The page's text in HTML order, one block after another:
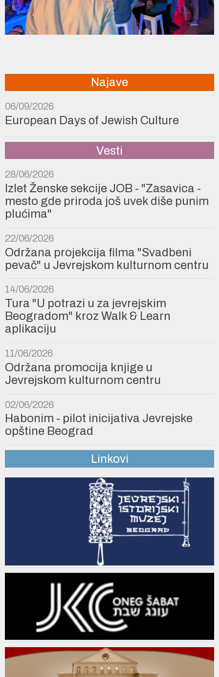
Najave
06/09/2026
European Days of Jewish Culture
Vesti
28/06/2026
Izlet Ženske sekcije JOB - "Zasavica -
mesto gde priroda još uvek diše punim
plućima"
22/06/2026
Održana projekcija filma "Svadbeni
pevač" u Jevrejskom kulturnom centru
14/06/2026
Tura "U potrazi u za jevrejskim
Beogradom" kroz Walk & Learn
aplikaciju
11/06/2026
Održana promocija knjige u
Jevrejskom kulturnom centru
02/06/2026
Habonim - pilot inicijativa Jevrejske
opštine Beograd
Linkovi